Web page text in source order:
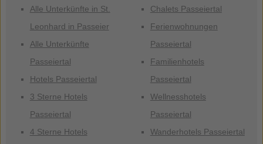
Alle Unterkünfte in St.
Leonhard in Passeier
Alle Unterkünfte
Passeiertal
Hotels Passeiertal
3 Sterne Hotels
Passeiertal
4 Sterne Hotels
Chalets Passeiertal
Ferienwohnungen
Passeiertal
Familienhotels
Passeiertal
Wellnesshotels
Passeiertal
Wanderhotels Passeiertal